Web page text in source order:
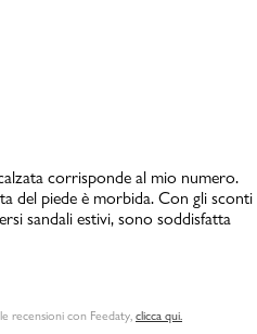
corrisponde al mio numero.
del piede è morbida. Con gli sconti
sandali estivi, sono soddisfatta
recensioni con Feedaty, clicca qui.